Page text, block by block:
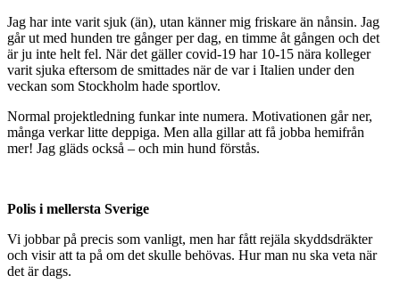
Jag har inte varit sjuk (än), utan känner mig friskare än nånsin. Jag
går ut med hunden tre gånger per dag, en timme åt gången och det
är ju inte helt fel. När det gäller covid-19 har 10-15 nära kolleger
varit sjuka eftersom de smittades när de var i Italien under den
veckan som Stockholm hade sportlov.
Normal projektledning funkar inte numera. Motivationen går ner,
många verkar litte deppiga. Men alla gillar att få jobba hemifrån
mer! Jag gläds också – och min hund förstås.
Polis i mellersta Sverige
Vi jobbar på precis som vanligt, men har fått rejäla skyddsdräkter
och visir att ta på om det skulle behövas. Hur man nu ska veta när
det är dags.